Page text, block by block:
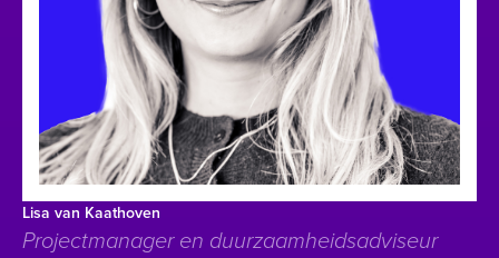
Lisa van Kaathoven
Projectmanager en duurzaamheidsadviseur